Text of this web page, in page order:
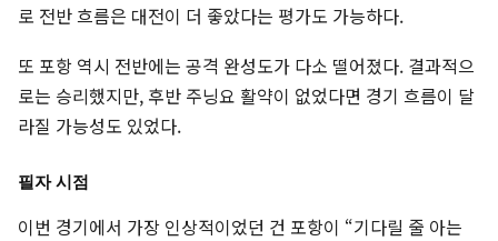
로 전반 흐름은 대전이 더 좋았다는 평가도 가능하다.
또 포항 역시 전반에는 공격 완성도가 다소 떨어졌다. 결과적으
로는 승리했지만, 후반 주닝요 활약이 없었다면 경기 흐름이 달
라질 가능성도 있었다.
필자 시점
이번 경기에서 가장 인상적이었던 건 포항이 “기다릴 줄 아는